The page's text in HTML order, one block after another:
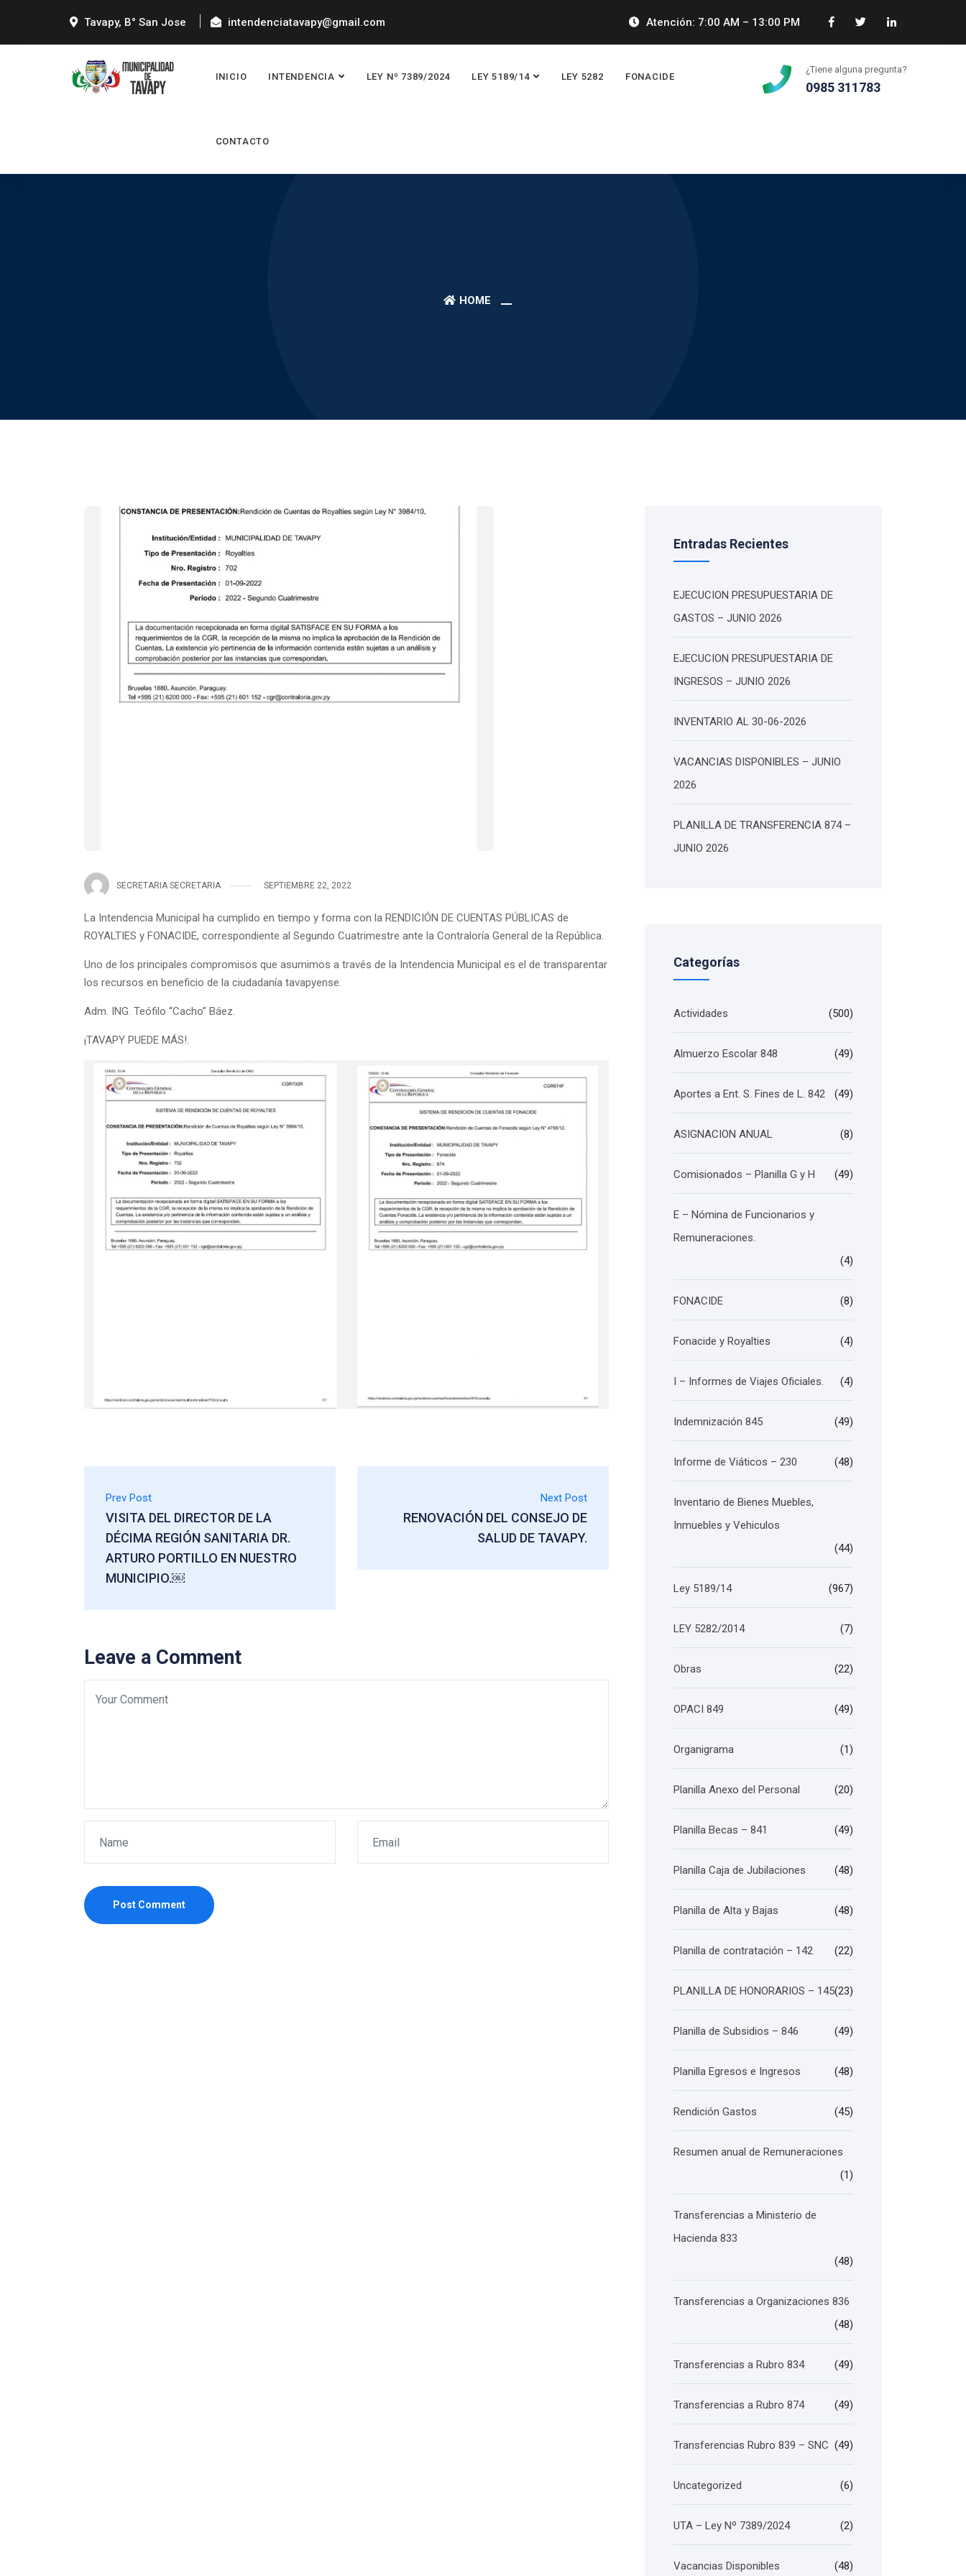
Tavapy, B° San Jose intendenciatavapy@gmail.com Atención: 7:00 AM – 13:00 PM
¿Tiene alguna pregunta?
0985 311783
INICIO INTENDENCIA LEY Nº 7389/2024 LEY 5189/14 LEY 5282 FONACIDE
CONTACTO
HOME
SECRETARIA SECRETARIA SEPTIEMBRE 22, 2022
La Intendencia Municipal ha cumplido en tiempo y forma con la RENDICIÓN DE CUENTAS PÚBLICAS de
ROYALTIES y FONACIDE, correspondiente al Segundo Cuatrimestre ante la Contraloría General de la República.
Uno de los principales compromisos que asumimos a través de la Intendencia Municipal es el de transparentar
los recursos en beneficio de la ciudadanía tavapyense.
Adm. ING. Teófilo “Cacho” Báez.
¡TAVAPY PUEDE MÁS!.
Prev Post
VISITA DEL DIRECTOR DE LA
DÉCIMA REGIÓN SANITARIA DR.
ARTURO PORTILLO EN NUESTRO
MUNICIPIO.￼
Next Post
RENOVACIÓN DEL CONSEJO DE
SALUD DE TAVAPY.
Leave a Comment
Post Comment
Entradas Recientes
EJECUCION PRESUPUESTARIA DE
GASTOS – JUNIO 2026
EJECUCION PRESUPUESTARIA DE
INGRESOS – JUNIO 2026
INVENTARIO AL 30-06-2026
VACANCIAS DISPONIBLES – JUNIO
2026
PLANILLA DE TRANSFERENCIA 874 –
JUNIO 2026
Categorías
Actividades (500)
Almuerzo Escolar 848 (49)
Aportes a Ent. S. Fines de L. 842 (49)
ASIGNACION ANUAL (8)
Comisionados – Planilla G y H (49)
E – Nómina de Funcionarios y
Remuneraciones.
(4)
FONACIDE (8)
Fonacide y Royalties (4)
I – Informes de Viajes Oficiales. (4)
Indemnización 845 (49)
Informe de Viáticos – 230 (48)
Inventario de Bienes Muebles,
Inmuebles y Vehiculos
(44)
Ley 5189/14 (967)
LEY 5282/2014 (7)
Obras (22)
OPACI 849 (49)
Organigrama (1)
Planilla Anexo del Personal (20)
Planilla Becas – 841 (49)
Planilla Caja de Jubilaciones (48)
Planilla de Alta y Bajas (48)
Planilla de contratación – 142 (22)
PLANILLA DE HONORARIOS – 145(23)
Planilla de Subsidios – 846 (49)
Planilla Egresos e Ingresos (48)
Rendición Gastos (45)
Resumen anual de Remuneraciones
(1)
Transferencias a Ministerio de
Hacienda 833
(48)
Transferencias a Organizaciones 836
(48)
Transferencias a Rubro 834 (49)
Transferencias a Rubro 874 (49)
Transferencias Rubro 839 – SNC (49)
Uncategorized (6)
UTA – Ley Nº 7389/2024 (2)
Vacancias Disponibles (48)